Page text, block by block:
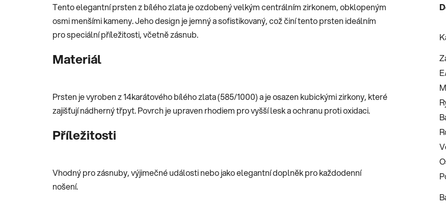
Tento elegantní prsten z bílého zlata je ozdobený velkým centrálním zirkonem, obklopeným
osmi menšími kameny. Jeho design je jemný a sofistikovaný, což činí tento prsten ideálním
pro speciální příležitosti, včetně zásnub.
Materiál
Prsten je vyroben z 14karátového bílého zlata (585/1000) a je osazen kubickými zirkony, které
zajišťují nádherný třpyt. Povrch je upraven rhodiem pro vyšší lesk a ochranu proti oxidaci.
Příležitosti
Vhodný pro zásnuby, výjimečné události nebo jako elegantní doplněk pro každodenní
nošení.